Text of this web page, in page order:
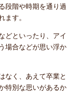
段階や時期を通り過
ます。
どといったり、アイ
場合などが思い浮か
なく、あえて卒業と
特別な思いがあるか